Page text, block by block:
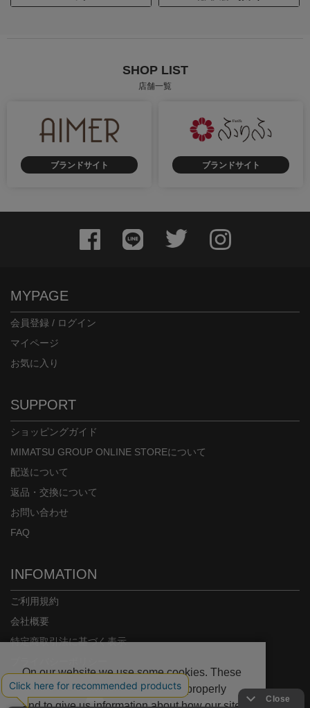
SHOP LIST
店舗一覧
ブランドサイト ブランドサイト
MYPAGE
会員登録 / ログイン
マイページ
お気に入り
SUPPORT
ショッピングガイド
MIMATSU GROUP ONLINE STOREについて
配送について
返品・交換について
お問い合わせ
FAQ
INFOMATION
ご利用規約
会社概要
特定商取引法に基づく表示
On our website we use some cookies. These
are necessary for our site to work properly
and to give us information about how our site